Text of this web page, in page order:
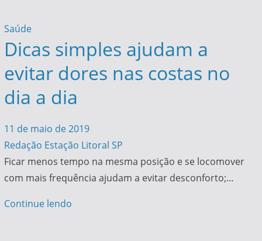
Saúde
Dicas simples ajudam a
evitar dores nas costas no
dia a dia
11 de maio de 2019
Redação Estação Litoral SP
Ficar menos tempo na mesma posição e se locomover
com mais frequência ajudam a evitar desconforto;…
Continue lendo